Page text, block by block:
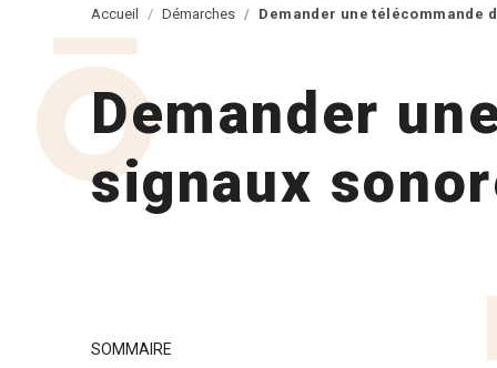
Accueil Démarches Demander une télécommande
Demander
signaux
SOMMAIRE